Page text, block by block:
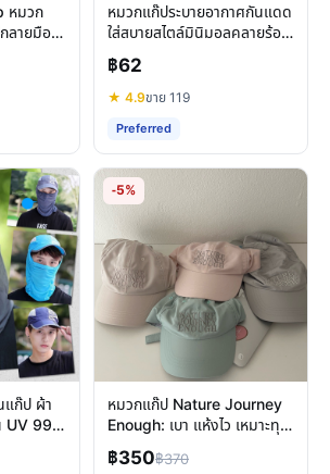
หมวก
ลายมือ
หมวกแก๊ประบายอากาศกันแดด
ใส่สบายสไตล์มินิมอลคลายร้อน
ทุกวัน
฿62
★ 4.9ขาย 119
Preferred
ก๊ป ผ้า
UV 99%
-5%
หมวกแก๊ป Nature Journey
Enough: เบา แห้งไว เหมาะทุก
การเดินทาง
฿350฿370